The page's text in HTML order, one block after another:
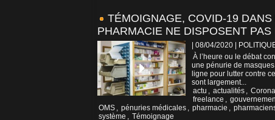
TÉMOIGNAGE, COVID-19
PHARMACIE NE DISPOSENT
| 08/04/2020
À l’heure ou le débat
une pénurie de
ligne pour lutter contre
sont largement...
actu , actualités ,
freelance ,
OMS , pénuries médicales , pharmacie ,
système , Témoignage